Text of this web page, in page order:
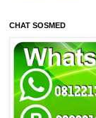
CHAT SOSMED